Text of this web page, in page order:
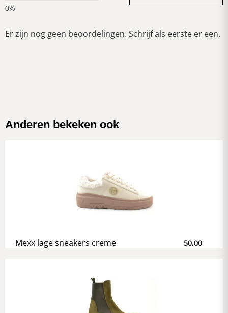
Er zijn nog geen beoordelingen. Schrijf als eerste er een.
Anderen bekeken ook
Mexx lage sneakers creme 50,00